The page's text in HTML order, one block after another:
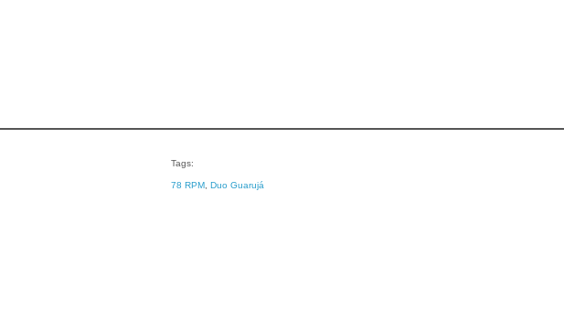
Tags:
78 RPM Duo Guarujá